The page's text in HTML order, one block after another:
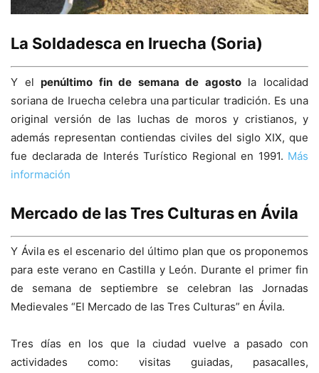
La Soldadesca en Iruecha (Soria)
Y elpenúltimo fin de semana de agostola localidad
soriana de Iruecha celebra una particular tradición. Es una
original versión de las luchas de moros y cristianos, y
además representan contiendas civiles del siglo XIX, que
fue declarada de Interés Turístico Regional en 1991. Más
información
Mercado de las Tres Culturas en Ávila
Y Ávila es el escenario del último plan que os proponemos
para este verano en Castilla y León. Durante el primer fin
de semana de septiembre se celebran las Jornadas
Medievales “El Mercado de las Tres Culturas” en Ávila.
Tres días en los que la ciudad vuelve a pasado con
actividades como: visitas guiadas, pasacalles,